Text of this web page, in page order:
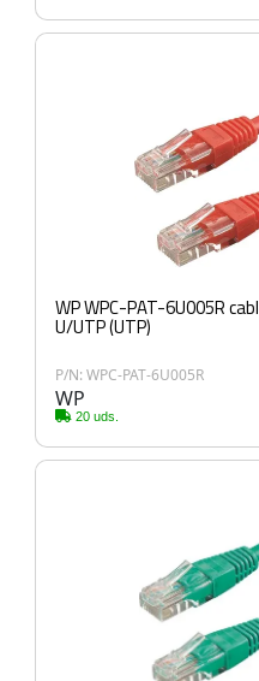
WP WPC-PAT-6U005R
U/UTP (UTP)
P/N: WPC-PAT-6U005R
WP
20 uds.